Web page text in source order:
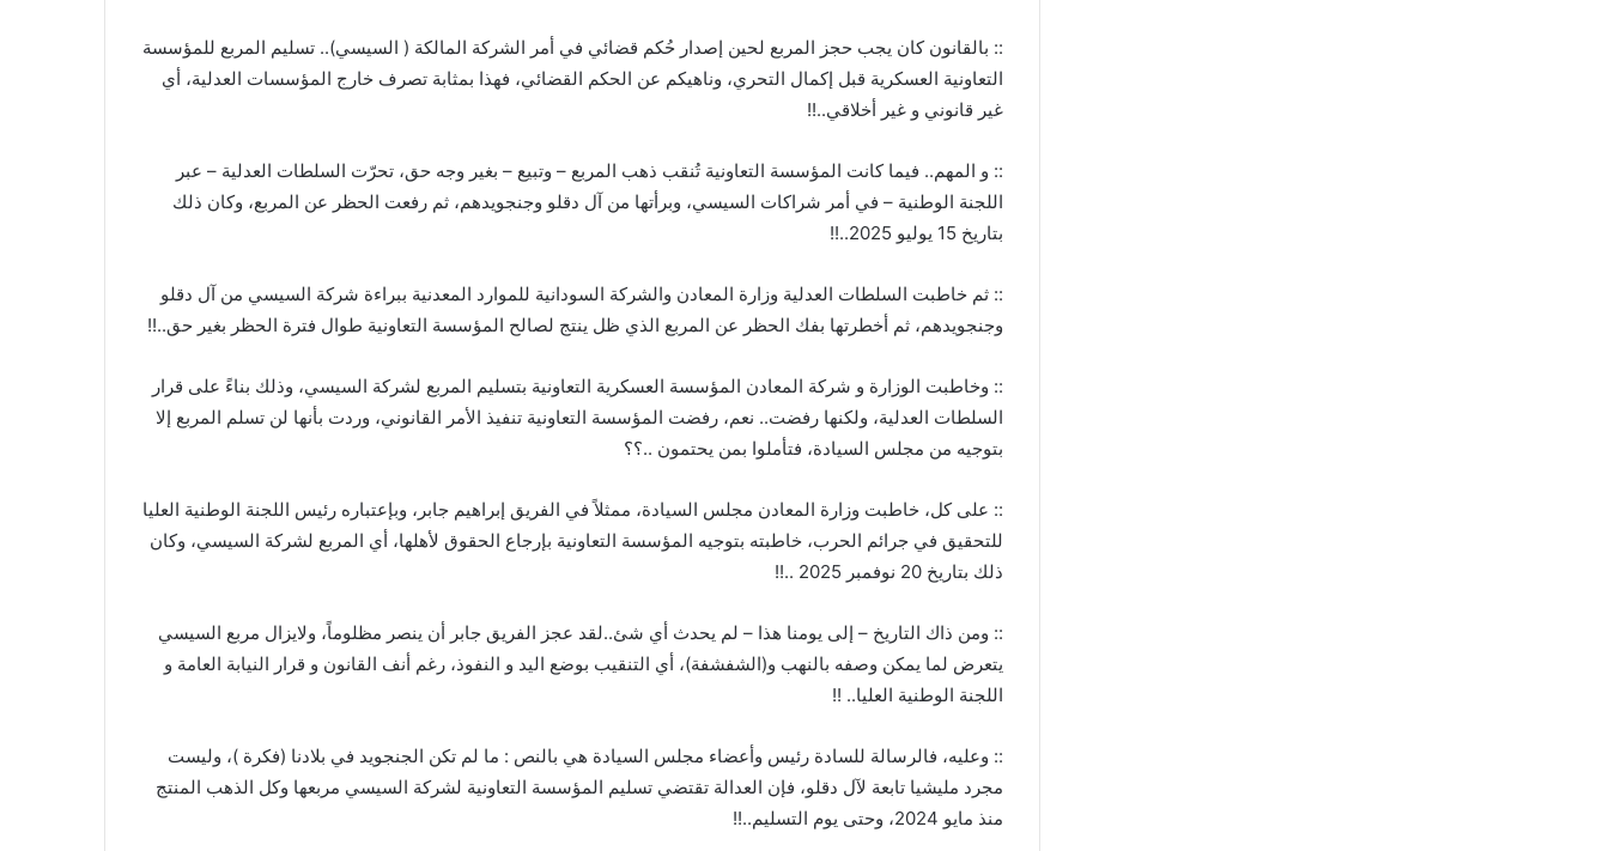
:: بالقانون كان يجب حجز المربع لحين إصدار حُكم قضائي في أمر الشركة المالكة ( السيسي).. تسليم المربع للمؤسسة
التعاونية العسكرية قبل إكمال التحري، وناهيكم عن الحكم القضائي، فهذا بمثابة تصرف خارج المؤسسات العدلية، أي
غير قانوني و غير أخلاقي..!!
:: و المهم.. فيما كانت المؤسسة التعاونية تُنقب ذهب المربع – وتبيع – بغير وجه حق، تحرّت السلطات العدلية – عبر
اللجنة الوطنية – في أمر شراكات السيسي، وبرأتها من آل دقلو وجنجويدهم، ثم رفعت الحظر عن المربع، وكان ذلك
بتاريخ 15 يوليو 2025..!!
:: ثم خاطبت السلطات العدلية وزارة المعادن والشركة السودانية للموارد المعدنية ببراءة شركة السيسي من آل دقلو
وجنجويدهم، ثم أخطرتها بفك الحظر عن المربع الذي ظل ينتج لصالح المؤسسة التعاونية طوال فترة الحظر بغير حق..!!
:: وخاطبت الوزارة و شركة المعادن المؤسسة العسكرية التعاونية بتسليم المربع لشركة السيسي، وذلك بناءً على قرار
السلطات العدلية، ولكنها رفضت.. نعم، رفضت المؤسسة التعاونية تنفيذ الأمر القانوني، وردت بأنها لن تسلم المربع إلا
بتوجيه من مجلس السيادة، فتأملوا بمن يحتمون ..؟؟
:: على كل، خاطبت وزارة المعادن مجلس السيادة، ممثلاً في الفريق إبراهيم جابر، وبإعتباره رئيس اللجنة الوطنية العليا
للتحقيق في جرائم الحرب، خاطبته بتوجيه المؤسسة التعاونية بإرجاع الحقوق لأهلها، أي المربع لشركة السيسي، وكان
ذلك بتاريخ 20 نوفمبر 2025 ..!!
:: ومن ذاك التاريخ – إلى يومنا هذا – لم يحدث أي شئ..لقد عجز الفريق جابر أن ينصر مظلوماً، ولايزال مربع السيسي
يتعرض لما يمكن وصفه بالنهب و(الشفشفة)، أي التنقيب بوضع اليد و النفوذ، رغم أنف القانون و قرار النيابة العامة و
اللجنة الوطنية العليا.. !!
:: وعليه، فالرسالة للسادة رئيس وأعضاء مجلس السيادة هي بالنص : ما لم تكن الجنجويد في بلادنا (فكرة )، وليست
مجرد مليشيا تابعة لآل دقلو، فإن العدالة تقتضي تسليم المؤسسة التعاونية لشركة السيسي مربعها وكل الذهب المنتج
منذ مايو 2024، وحتى يوم التسليم..!!